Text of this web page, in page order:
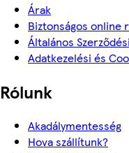
Árak
Biztonságos online
Általános
Adatkezelési és
Rólunk
Akadálymentesség
Hova szállítunk?